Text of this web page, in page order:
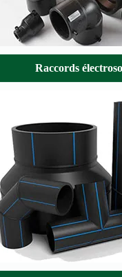
Raccords